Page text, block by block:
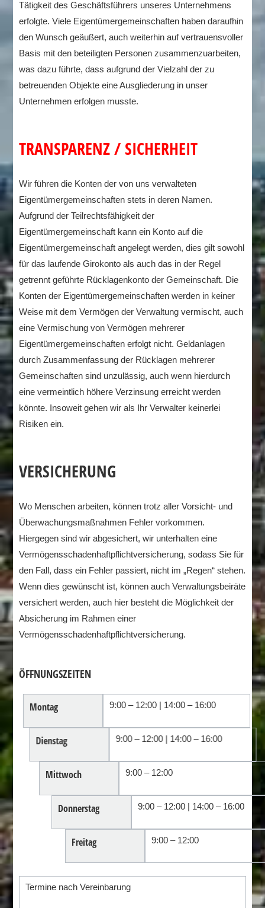
Tätigkeit des Geschäftsführers unseres Unternehmens
erfolgte. Viele Eigentümergemeinschaften haben daraufhin
den Wunsch geäußert, auch weiterhin auf vertrauensvoller
Basis mit den beteiligten Personen zusammenzuarbeiten,
was dazu führte, dass aufgrund der Vielzahl der zu
betreuenden Objekte eine Ausgliederung in unser
Unternehmen erfolgen musste.
TRANSPARENZ / SICHERHEIT
Wir führen die Konten der von uns verwalteten
Eigentümergemeinschaften stets in deren Namen.
Aufgrund der Teilrechtsfähigkeit der
Eigentümergemeinschaft kann ein Konto auf die
Eigentümergemeinschaft angelegt werden, dies gilt sowohl
für das laufende Girokonto als auch das in der Regel
getrennt geführte Rücklagenkonto der Gemeinschaft. Die
Konten der Eigentümergemeinschaften werden in keiner
Weise mit dem Vermögen der Verwaltung vermischt, auch
eine Vermischung von Vermögen mehrerer
Eigentümergemeinschaften erfolgt nicht. Geldanlagen
durch Zusammenfassung der Rücklagen mehrerer
Gemeinschaften sind unzulässig, auch wenn hierdurch
eine vermeintlich höhere Verzinsung erreicht werden
könnte. Insoweit gehen wir als Ihr Verwalter keinerlei
Risiken ein.
VERSICHERUNG
Wo Menschen arbeiten, können trotz aller Vorsicht- und
Überwachungsmaßnahmen Fehler vorkommen.
Hiergegen sind wir abgesichert, wir unterhalten eine
Vermögensschadenhaftpflichtversicherung, sodass Sie für
den Fall, dass ein Fehler passiert, nicht im „Regen“ stehen.
Wenn dies gewünscht ist, können auch Verwaltungsbeiräte
versichert werden, auch hier besteht die Möglichkeit der
Absicherung im Rahmen einer
Vermögensschadenhaftpflichtversicherung.
ÖFFNUNGSZEITEN
Montag 9:00 – 12:00 | 14:00 – 16:00
Dienstag 9:00 – 12:00 | 14:00 – 16:00
Mittwoch 9:00 – 12:00
Donnerstag 9:00 – 12:00 | 14:00 – 16:00
9:00 – 12:00
Termine nach Vereinbarung